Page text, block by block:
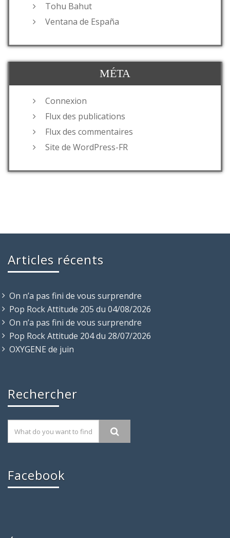
Tohu Bahut
Ventana de España
MÉTA
Connexion
Flux des publications
Flux des commentaires
Site de WordPress-FR
Articles récents
On n’a pas fini de vous surprendre
Pop Rock Attitude 205 du 04/08/2026
On n’a pas fini de vous surprendre
Pop Rock Attitude 204 du 28/07/2026
OXYGENE de juin
Rechercher
Facebook